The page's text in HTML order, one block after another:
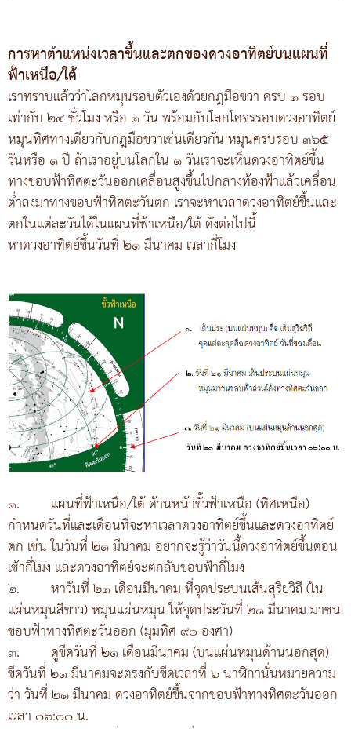
การหาตำแหน่งเวลาขึ้นและตกของดวงอาทิตย์บนแผนที่
ฟ้าเหนือ/ใต้
เราทราบแล้วว่าโลกหมุนรอบตัวเองด้วยกฎมือขวา ครบ ๑ รอบ
เท่ากับ ๒๔ ชั่วโมง หรือ ๑ วัน พร้อมกับโลกโคจรรอบดวงอาทิตย์
หมุนทิศทางเดียวกับกฎมือขวาเช่นเดียวกัน หมุนครบรอบ ๓๖๕
วันหรือ ๑ ปี ถ้าเราอยู่บนโลกใน ๑ วันเราจะเห็นดวงอาทิตย์ขึ้น
ทางขอบฟ้าทิศตะวันออกเคลื่อนสูงขึ้นไปกลางท้องฟ้าแล้วเคลื่อน
ต่ำลงมาทางขอบฟ้าทิศตะวันตก เราจะหาเวลาดวงอาทิตย์ขึ้นและ
ตกในแต่ละวันได้ในแผนที่ฟ้าเหนือ/ใต้ ดังต่อไปนี้
หาดวงอาทิตย์ขึ้นวันที่ ๒๑ มีนาคม เวลากี่โมง
๑. แผนที่ฟ้าเหนือ/ใต้ ด้านหน้าขั้วฟ้าเหนือ (ทิศเหนือ)
กำหนดวันที่และเดือนที่จะหาเวลาดวงอาทิตย์ขึ้นและดวงอาทิตย์
ตก เช่น ในวันที่ ๒๑ มีนาคม อยากจะรู้ว่าวันนี้ดวงอาทิตย์ขึ้นตอน
เช้ากี่โมง และดวงอาทิตย์จะตกลับขอบฟ้ากี่โมง
๒. หาวันที่ ๒๑ เดือนมีนาคม ที่จุดประบนเส้นสุริยวิถี (ใน
แผ่นหมุนสีขาว) หมุนแผ่นหมุน ให้จุดประวันที่ ๒๑ มีนาคม มาชน
ขอบฟ้าทางทิศตะวันออก (มุมทิศ ๙๐ องศา)
๓. ดูขีดวันที่ ๒๑ เดือนมีนาคม (บนแผ่นหมุนด้านนอกสุด)
ขีดวันที่ ๒๑ มีนาคมจะตรงกับขีดเวลาที่ ๖ นาฬิกานั่นหมายความ
ว่า วันที่ ๒๑ มีนาคม ดวงอาทิตย์ขึ้นจากขอบฟ้าทางทิศตะวันออก
เวลา ๐๖:๐๐ น.